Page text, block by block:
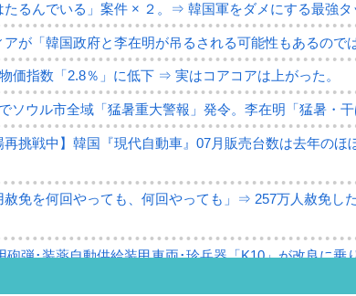
たるんでいる」案件 × ２。⇒ 韓国軍をダメにする最強タ
が「韓国政府と李在明が吊るされる可能性もあるので
価指数「2.8％」に低下 ⇒ 実はコアコアは上がった。
ソウル市全域「猛暑重大警報」発令。李在明「猛暑・干
再挑戦中】韓国『現代自動車』07月販売台数は去年のほ
赦免を何回やっても、何回やっても」⇒ 257万人赦免し
砲弾･装薬自動供給装甲車両･珍兵器「K10」が改良に乗